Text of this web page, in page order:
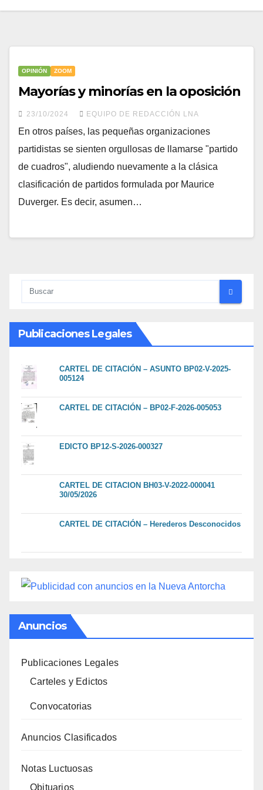
OPINIÓN ZOOM
Mayorías y minorías en la oposición
23/10/2024 EQUIPO DE REDACCIÓN LNA
En otros países, las pequeñas organizaciones
partidistas se sienten orgullosas de llamarse "partido
de cuadros", aludiendo nuevamente a la clásica
clasificación de partidos formulada por Maurice
Duverger. Es decir, asumen…
Publicaciones Legales
CARTEL DE CITACIÓN – ASUNTO BP02-V-2025-
005124
CARTEL DE CITACIÓN – BP02-F-2026-005053
EDICTO BP12-S-2026-000327
CARTEL DE CITACION BH03-V-2022-000041
30/05/2026
CARTEL DE CITACIÓN – Herederos Desconocidos
Anuncios
Publicaciones Legales
Carteles y Edictos
Convocatorias
Anuncios Clasificados
Notas Luctuosas
Obituarios